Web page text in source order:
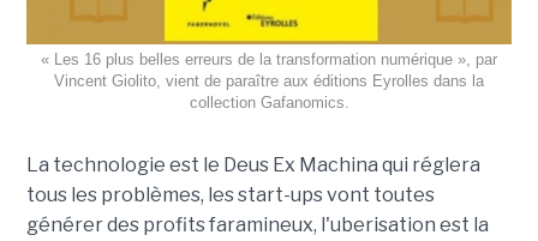
« Les 16 plus belles erreurs de la transformation numérique », par
Vincent Giolito, vient de paraître aux éditions Eyrolles dans la
collection Gafanomics.
La technologie est le Deus Ex Machina qui réglera
tous les problèmes, les start-ups vont toutes
générer des profits faramineux, l'uberisation est la